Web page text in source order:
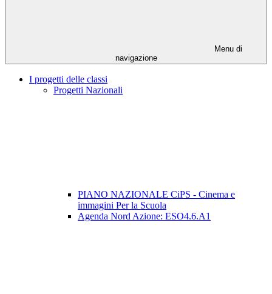
Menu di
navigazione
I progetti delle classi
Progetti Nazionali
PIANO NAZIONALE CiPS - Cinema e
immagini Per la Scuola
Agenda Nord Azione: ESO4.6.A1